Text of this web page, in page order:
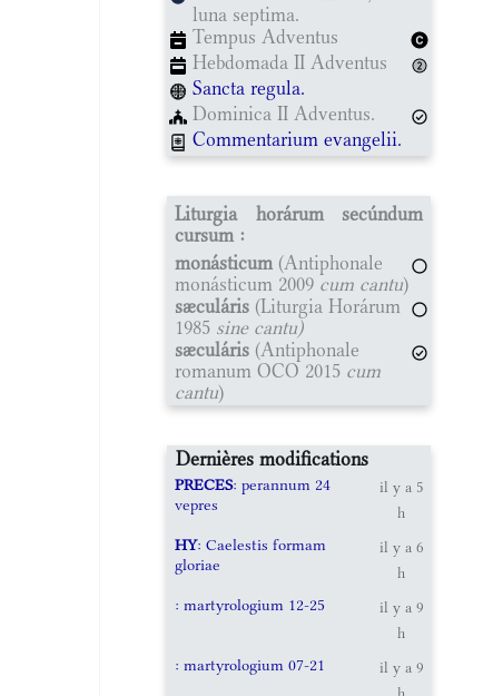
luna septima.
Tempus Adventus
Hebdomada II Adventus
Sancta regula.
Dominica II Adventus.
Commentarium evangelii.
Liturgia horárum secúndum
cursum :
monásticum (Antiphonale
monásticum 2009 cum cantu)
sæculáris (Liturgia Horárum
1985 sine cantu)
sæculáris (Antiphonale
romanum OCO 2015 cum
cantu)
Dernières modifications
PRECES: perannum 24
vepres
il y a 5
h
HY: Caelestis formam
gloriae
il y a 6
h
: martyrologium 12-25
il y a 9
h
: martyrologium 07-21
il y a 9
h